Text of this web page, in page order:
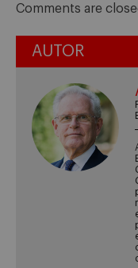
Comments are
AUTOR